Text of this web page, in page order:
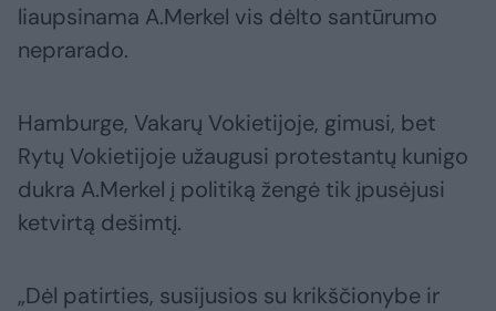
liaupsinama A.Merkel vis dėlto santūrumo
neprarado.
Hamburge, Vakarų Vokietijoje, gimusi, bet
Rytų Vokietijoje užaugusi protestantų kunigo
dukra A.Merkel į politiką žengė tik įpusėjusi
ketvirtą dešimtį.
„Dėl patirties, susijusios su krikščionybe ir